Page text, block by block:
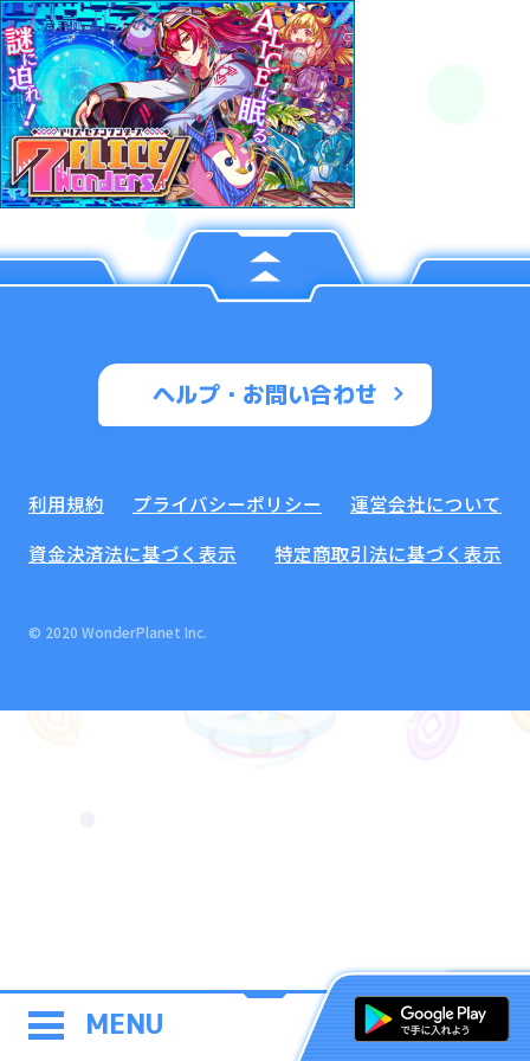
MENU
ヘルプ・お問い合わせ
利用規約 プライバシーポリシー
運営会社について
資金決済法に基づく表示
特定商取引法に基づく表示
© 2020 WonderPlanet Inc.